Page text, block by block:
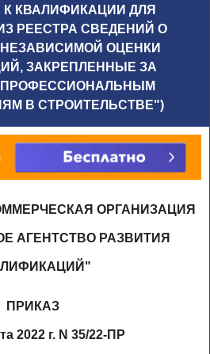
КВАЛИФИКАЦИИ ДЛЯ
РЕЕСТРА СВЕДЕНИЙ О
ОЦЕНКИ
ЗАКРЕПЛЕННЫЕ ЗА
В СТРОИТЕЛЬСТВЕ")
ОРГАНИЗАЦИЯ
АГЕНТСТВО РАЗВИТИЯ
ПРИКАЗ
2022 г. N 35/22-ПР